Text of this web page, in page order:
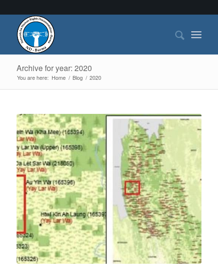
Archive for year: 2020
You are here: Home / Blog / 2020